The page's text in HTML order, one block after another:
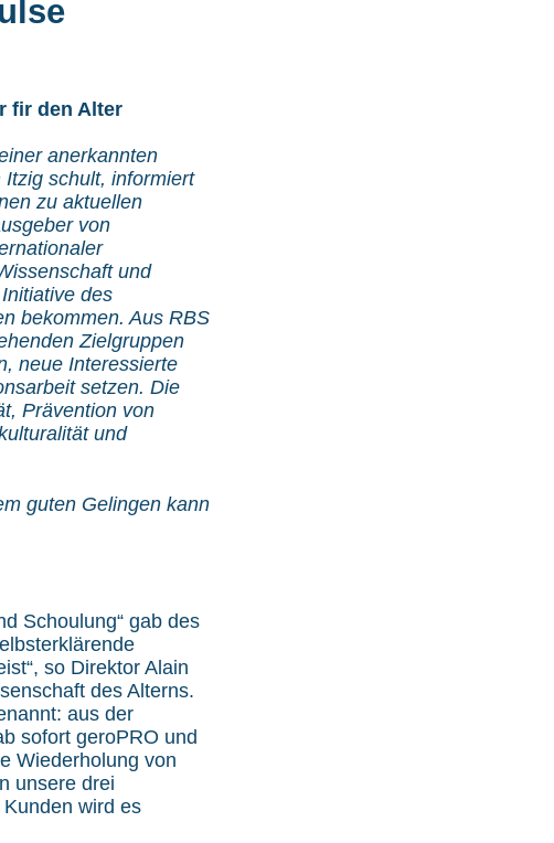
fir den Alter
anerkannten
schult, informiert
zu aktuellen
von
und
des
bekommen. Aus RBS
Zielgruppen
neue Interessierte
setzen. Die
Prävention von
und
guten Gelingen kann
Schoulung“ gab des
so Direktor Alain
des Alterns.
aus der
sofort geroPRO und
Wiederholung von
unsere drei
wird es